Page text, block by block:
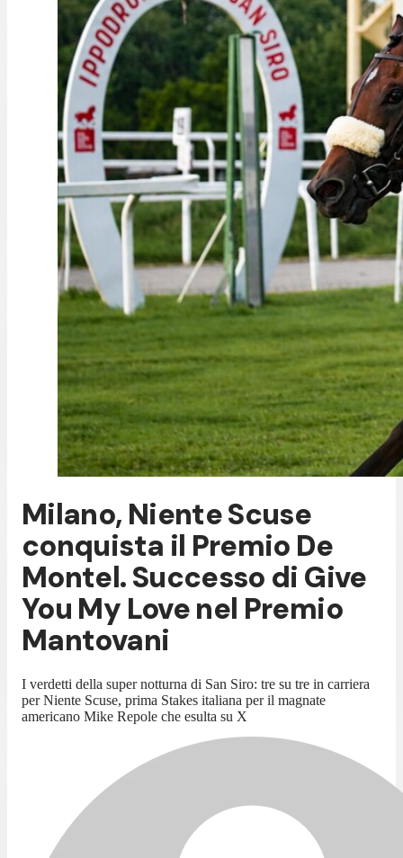
Milano, Niente Scuse
conquista il Premio De
Montel. Successo di Give
You My Love nel Premio
Mantovani
I verdetti della super notturna di San Siro: tre su tre in carriera
per Niente Scuse, prima Stakes italiana per il magnate
americano Mike Repole che esulta su X